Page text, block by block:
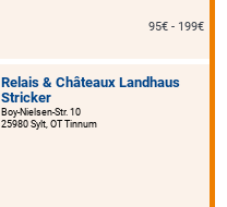
95€ - 199€
Relais & Châteaux Landhaus
Stricker
Boy-Nielsen-Str. 10
25980 Sylt, OT Tinnum